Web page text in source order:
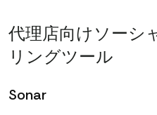
代理店向けソーシ
リングツール
Sonar